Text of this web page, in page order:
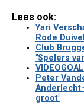
Lees ook:
Yari
Rode
Club
"Spelers
Peter
groot"